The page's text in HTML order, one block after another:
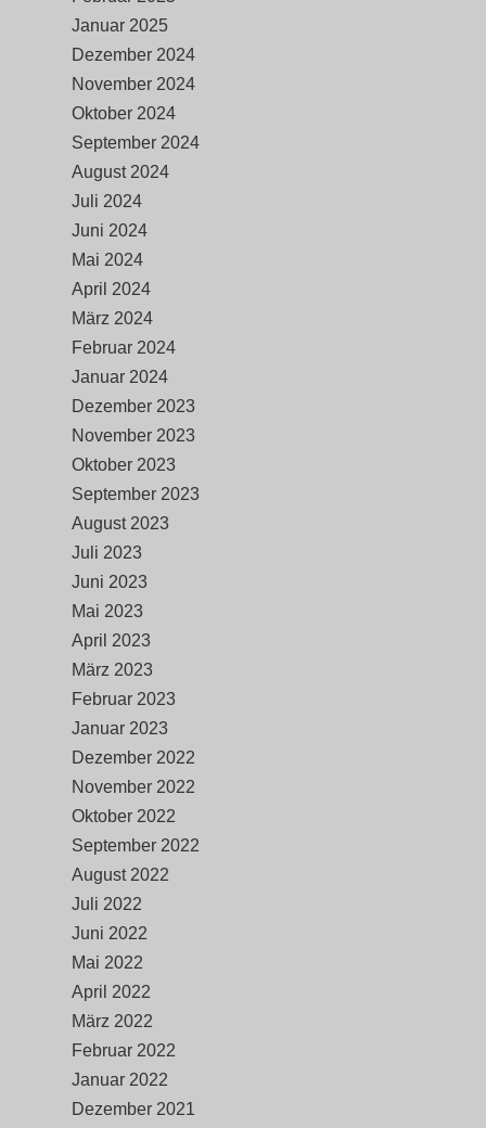
Januar 2025
Dezember 2024
November 2024
Oktober 2024
September 2024
August 2024
Juli 2024
Juni 2024
Mai 2024
April 2024
März 2024
Februar 2024
Januar 2024
Dezember 2023
November 2023
Oktober 2023
September 2023
August 2023
Juli 2023
Juni 2023
Mai 2023
April 2023
März 2023
Februar 2023
Januar 2023
Dezember 2022
November 2022
Oktober 2022
September 2022
August 2022
Juli 2022
Juni 2022
Mai 2022
April 2022
März 2022
Februar 2022
Januar 2022
Dezember 2021